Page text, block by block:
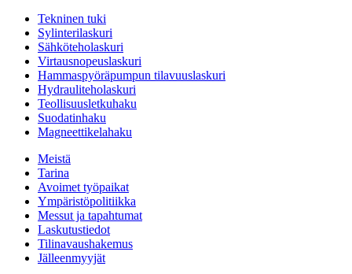
Tekninen tuki
Sylinterilaskuri
Sähköteholaskuri
Virtausnopeuslaskuri
Hammaspyöräpumpun tilavuuslaskuri
Hydrauliteholaskuri
Teollisuusletkuhaku
Suodatinhaku
Magneettikelahaku
Meistä
Tarina
Avoimet työpaikat
Ympäristöpolitiikka
Messut ja tapahtumat
Laskutustiedot
Tilinavaushakemus
Jälleenmyyjät